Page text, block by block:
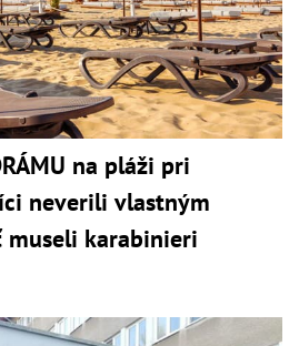
na pláži pri
neverili vlastným
museli karabinieri